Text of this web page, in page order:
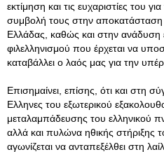
εκτίμηση και τις ευχαριστίες του
συμβολή τους στην αποκατάσταση
Ελλάδας, καθώς και στην ανάδυση
φιλελληνισμού που έρχεται να
καταβάλλει ο λαός μας για την
Επισημαίνει, επίσης, ότι και στη
Ελληνες του εξωτερικού
μεταλαμπάδευσης του ελληνικού
αλλά και πυλώνα ηθικής στήριξης
αγωνίζεται να ανταπεξέλθει στη